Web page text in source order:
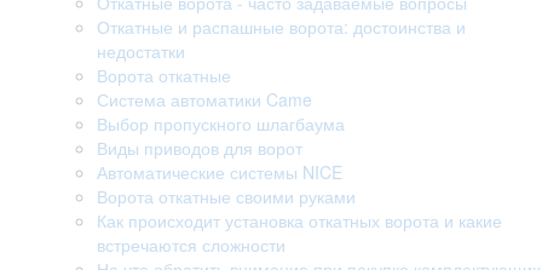
Откатные и распашные ворота: достоинства и
недостатки
Ворота откатные
Система автоматики Came
Выбор пропускного шлагбаума
Виды приводов для ворот
Автоматические системы NICE
Ворота откатные своими руками
Как происходит установка откатных ворота и какие
встречаются сложности